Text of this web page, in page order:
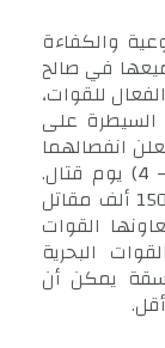
والكفاءة
في صالح
للقوات،
السيطرة على
انفصالهما
لولايتي دونتيسك ولوجانيسك) خلال (3 – 4) يوم قتال.
خاصة أن روسيا قد حشدت ما يقرب من 150 ألف مقاتل
القوات
البحرية
يمكن أن